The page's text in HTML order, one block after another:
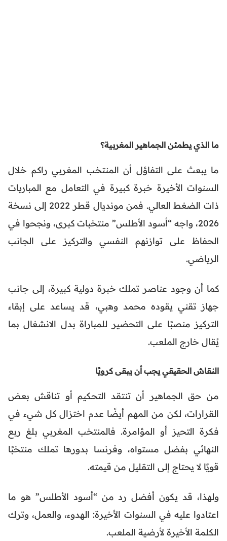
ما الذي يطمئن الجماهير المغربية؟
ما يبعث على التفاؤل أن المنتخب المغربي راكم خلال
السنوات الأخيرة خبرة كبيرة في التعامل مع المباريات
ذات الضغط العالي. فمن مونديال قطر 2022 إلى نسخة
2026، واجه “أسود الأطلس” منتخبات كبرى، ونجحوا في
الحفاظ على توازنهم النفسي والتركيز على الجانب
الرياضي.
كما أن وجود عناصر تملك خبرة دولية كبيرة، إلى جانب
جهاز تقني يقوده محمد وهبي، قد يساعد على إبقاء
التركيز منصبًا على التحضير للمباراة بدل الانشغال بما
يُقال خارج الملعب.
النقاش الحقيقي يجب أن يبقى كرويًا
من حق الجماهير أن تنتقد التحكيم أو تناقش بعض
القرارات، لكن من المهم أيضًا عدم اختزال كل شيء في
فكرة التحيز أو المؤامرة. فالمنتخب المغربي بلغ ربع
النهائي بفضل مستواه، وفرنسا بدورها تملك منتخبًا
قويًا لا يحتاج إلى التقليل من قيمته.
ولهذا، قد يكون أفضل رد من “أسود الأطلس” هو ما
اعتادوا عليه في السنوات الأخيرة: الهدوء، والعمل، وترك
الكلمة الأخيرة لأرضية الملعب.